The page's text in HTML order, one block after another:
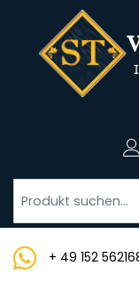
+ 49 152